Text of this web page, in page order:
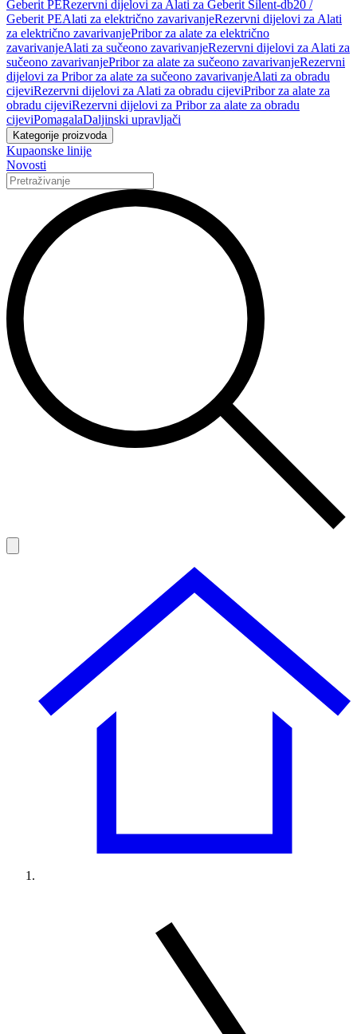
Geberit PERezervni dijelovi za Alati za Geberit Silent-db20 /
Geberit PEAlati za električno zavarivanjeRezervni dijelovi za Alati
za električno zavarivanjePribor za alate za električno
zavarivanjeAlati za sučeono zavarivanjeRezervni dijelovi za Alati za
sučeono zavarivanjePribor za alate za sučeono zavarivanjeRezervni
dijelovi za Pribor za alate za sučeono zavarivanjeAlati za obradu
cijeviRezervni dijelovi za Alati za obradu cijeviPribor za alate za
obradu cijeviRezervni dijelovi za Pribor za alate za obradu
cijeviPomagalaDaljinski upravljači
Kategorije proizvoda
Kupaonske linije
Novosti